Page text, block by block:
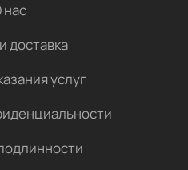
нас
доставка
услуг